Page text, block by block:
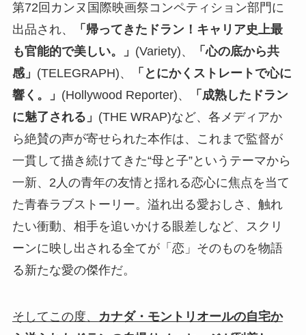
第72回カンヌ国際映画祭コンペティション部門に
出品され、
「帰ってきたドラン！キャリア史上最
も官能的で美しい。」 (Variety)、
「心の底から共
感」 (TELEGRAPH)、
「とにかくストレートで心に
響く。」 (Hollywood Reporter)、
「成熟したドラン
に魅了される」 (THE WRAP)など、各メディアか
ら絶賛の声が寄せられた本作は、これまで監督が
一貫して描き続けてきた“母と子”というテーマから
一新、2人の青年の友情と揺れる恋心に焦点を当て
た青春ラブストーリー。溢れ出る愛おしさ、触れ
たい衝動、相手を追いかける眼差しなど、スクリ
ーンに映し出される全てが「恋」そのものを物語
る新たな愛の傑作だ。
そしてこの度、
カナダ・モントリオールの自宅か